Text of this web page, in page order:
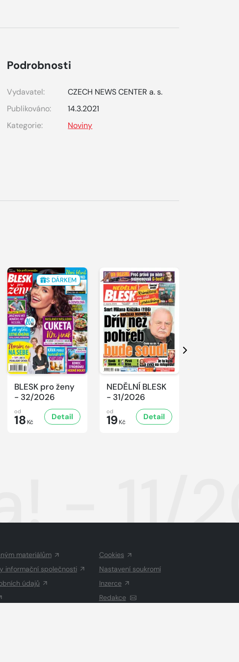
Podrobnosti
Vydavatel:
CZECH NEWS CENTER a. s.
Publikováno:
14.3.2021
Kategorie:
Noviny
S DÁRKEM
BLESK pro ženy
- 32/2026
od
18 Kč
Detail
NEDĚLNÍ BLESK
- 31/2026
od
19 Kč
Detail
Další
- 11/
materiálům
informační společnosti
údajů
Cookies
Nastavení soukromí
Inzerce
Redakce